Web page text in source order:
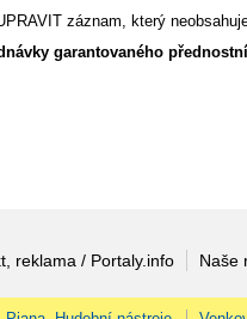
záznam, který
garantovaného
reklama / Portaly.info Naše